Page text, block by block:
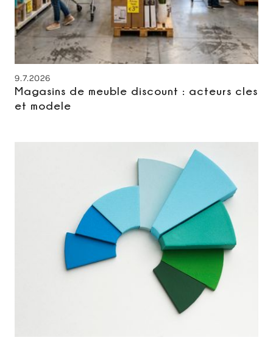
9.7.2026
Magasins de meuble discount : acteurs cles
et modele